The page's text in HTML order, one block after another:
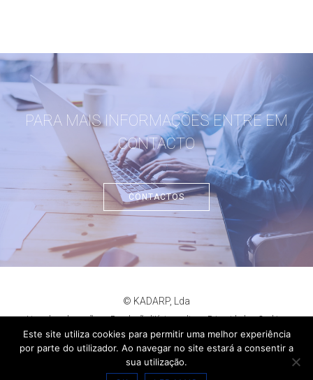
PARA MAIS INFORMAÇÕES ENTRE EM
CONTACTO
CONTACTOS
© KADARP, Lda
Livro de reclamações Resolução litígios online Privacidade
Cookies
criação de sites:criativo.net
Este site utiliza cookies para permitir uma melhor experiência
por parte do utilizador. Ao navegar no site estará a consentir a
sua utilização.